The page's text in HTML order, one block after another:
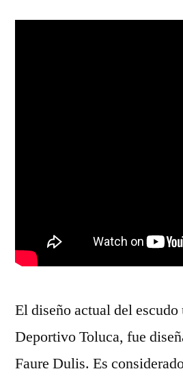
El diseño actual del
Deportivo Toluca, fue
Faure Dulis. Es